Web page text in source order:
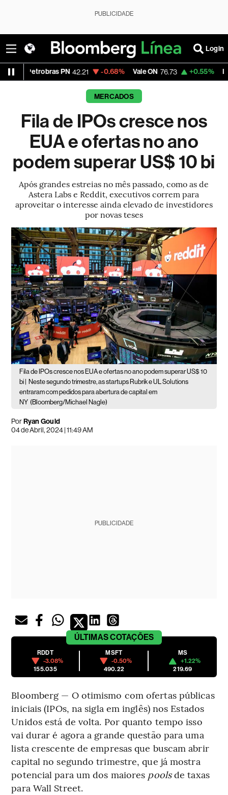
PUBLICIDADE
Login
PN 42.21 -0.68% Vale ON 76.73 +0.55% Itaú PN 42.87
MERCADOS
Fila de IPOs cresce nos
EUA e ofertas no ano
podem superar US$ 10 bi
Após grandes estreias no mês passado, como as de
Astera Labs e Reddit, executivos correm para
aproveitar o interesse ainda elevado de investidores
por novas teses
Fila de IPOs cresce nos EUA e ofertas no ano podem superar US$ 10
bi |
Neste segundo trimestre, as startups Rubrik e UL Solutions
entraram com pedidos para abertura de capital em
NY (Bloomberg/Michael Nagle)
PorRyan Gould
04 de Abril, 2024 | 11:49 AM
PUBLICIDADE
ÚLTIMASCOTAÇÕES
RDDT
-3.08%
155.035
MSFT
-0.50%
490.22
MS
+1.22%
219.69
Bloomberg — O otimismo com ofertas públicas
iniciais (IPOs, na sigla em inglês) nos Estados
Unidos está de volta. Por quanto tempo isso
vai durar é agora a grande questão para uma
lista crescente de empresas que buscam abrir
capital no segundo trimestre, que já mostra
potencial para um dos maiores poolsde taxas
para Wall Street.